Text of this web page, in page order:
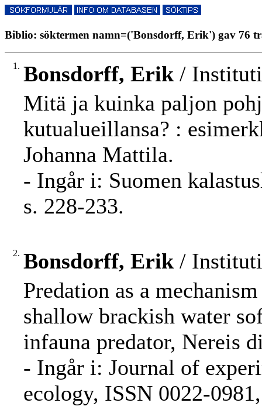
Biblio: söktermen namn=('Bonsdorff, Erik') gav 76
1. Bonsdorff, Erik /
Mitä ja kuinka paljon
kutualueillansa? :
Johanna Mattila.
- Ingår i: Suomen
s. 228-233.
2. Bonsdorff, Erik /
Predation as a
shallow brackish water
infauna predator, Nereis
- Ingår i: Journal of
ecology, ISSN 0022-